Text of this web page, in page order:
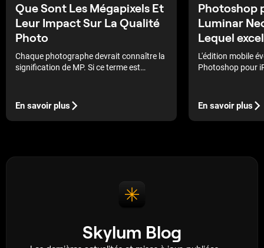
Que Sont Les Mégapixels Et
Leur Impact Sur La Qualité
Photo
Chaque photographe devrait connaître la
signification de MP. Si ce terme est
qu’est un MP et combien de mégapixels
suffisent pour un appareil photo.
En savoir plus
Photoshop
Luminar
Lequel
L'édition mobile
Photoshop pour
Luminar Neo, la
savoir lequel
les meilleurs
En savoir plus
Skylum Blog